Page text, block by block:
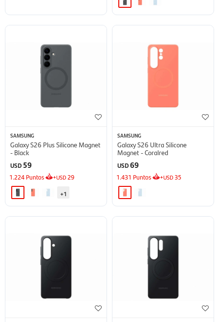
SAMSUNG
Galaxy S26 Plus Silicone Magnet
- Black
USD 59
1.224 Puntos +USD 29
+1
SAMSUNG
Galaxy S26 Ultra Silicone
Magnet - Coralred
USD69
1.431 Puntos +USD 35